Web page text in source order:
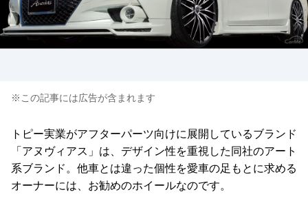
※この記事には広告が含まれます
トピー実業がアフターパーツ向けに展開しているブランド
「アヌヴィアス」は、デザイン性を重視した同社のアート
系ブランド。他車とは違った個性を愛車の足もとに求める
オーナーには、お勧めのホイールなのです。